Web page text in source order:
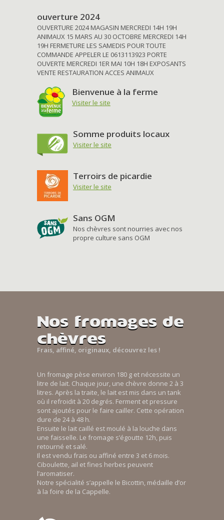
ouverture 2024
OUVERTURE 2024 MAGASIN MERCREDI 14H 19H
ANIMAUX 15 MARS AU 30 OCTOBRE MERCREDI 14H
19H FERMETURE LES SAMEDIS POUR TOUTE
COMMANDE APPELER LE 0613113923 PORTE
OUVERTE MERCREDI 1ER MAI 10H 18H EXPOSANTS
VENTE RESTAURATION ACCES ANIMAUX
Bienvenue à la ferme
Visiter le site
Somme produits locaux
Visiter le site
Terroirs de picardie
Visiter le site
Sans OGM
Nos chèvres sont nourries avec nos
propre culture sans OGM
Nos fromages de
chèvres
Frais, affiné, originaux, découvrez les !
Un fromage pèse environ 180 g et nécessite un
litre de lait. Chaque jour, une chèvre donne 2 à 3
litres. Après la traite, le lait est mis dans un tank
où il refroidit à 20 degrés. Ferment et pressure
sont ajoutés pour le faire cailler. Cette opération
dure de 24 à 48 h.
Ensuite le lait caillé est moulé à la louche dans
une faisselle. Le fromage s’égoutte 12h, puis
retourné et salé.
Il est vendu frais ou affiné entre 3 et 6 mois.
Ciboulette, ail et fines herbes peuvent
l’aromatiser.
Notre spécialité s’appelle le Bicottin, médaille d’or
à la foire de la Cappelle.